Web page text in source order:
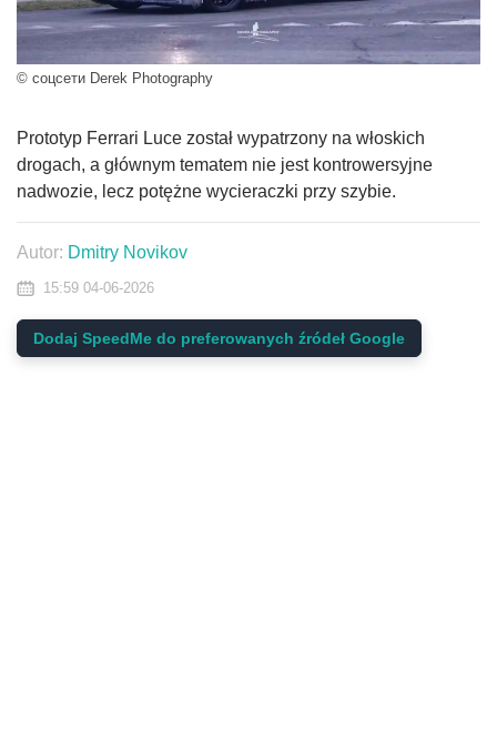
© соцсети Derek Photography
Prototyp Ferrari Luce został wypatrzony na włoskich
drogach, a głównym tematem nie jest kontrowersyjne
nadwozie, lecz potężne wycieraczki przy szybie.
Autor: Dmitry Novikov
15:59 04-06-2026
Dodaj SpeedMe do preferowanych źródeł Google